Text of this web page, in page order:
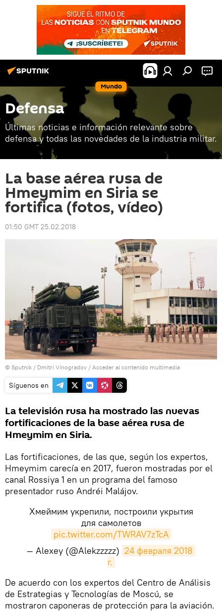
Mundo
Defensa
Últimas noticias e información relevante sobre
defensa y todas las novedades de la industria militar.
La base aérea rusa de
Hmeymim en Siria se
fortifica (fotos, vídeo)
01:50 GMT 25.02.2018
© Sputnik / Dmitri Vinogradov / Acceder al contenido multimedia
Síguenos en
La televisión rusa ha mostrado las nuevas
fortificaciones de la base aérea rusa de
Hmeymim en Siria.
Las fortificaciones, de las que, según los expertos,
Hmeymim carecía en 2017, fueron mostradas por el
canal Rossiya 1 en un programa del famoso
presentador ruso Andréi Malájov.
Хмеймим укрепили, построили укрытия
для самолетов
pic.twitter.com/TWRAV7zTcA
— Alexey (@Alekzzzzz) 24 февраля 2018
г.
​De acuerdo con los expertos del Centro de Análisis
de Estrategias y Tecnologías de Moscú, se
mostraron caponeras de protección para la aviación.